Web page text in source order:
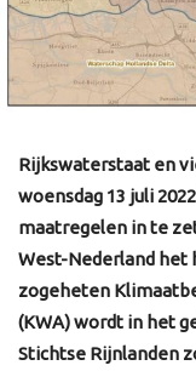
Rijkswaterstaat en
woensdag 13 juli
maatregelen in te
West-Nederland het
zogeheten
(KWA) wordt in het
Stichtse Rijnlanden